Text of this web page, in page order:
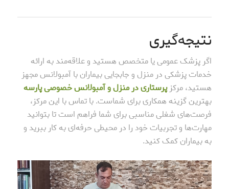
نتیجه‌گیری
اگر پزشک عمومی یا متخصص هستید و علاقه‌مند به ارائه
خدمات پزشکی در منزل و جابجایی بیماران با آمبولانس مجهز
هستید، مرکزپرستاری در منزل و آمبولانس خصوصی پارسه
بهترین گزینه همکاری برای شماست. با تماس با این مرکز،
فرصت‌های شغلی مناسبی برای شما فراهم است تا بتوانید
مهارت‌ها و تجربیات خود را در محیطی حرفه‌ای به کار ببرید و
به بیماران کمک کنید.